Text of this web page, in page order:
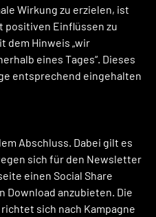
Wirkung zu erzielen, ist
positiven Einflüssen zu
dem Hinweis „wir
eines Tages“. Dieses
entsprechend eingehalten
Abschluss. Dabei gilt es
sich für den Newsletter
einen Social Share
Download anzubieten. Die
sich nach Kampagne